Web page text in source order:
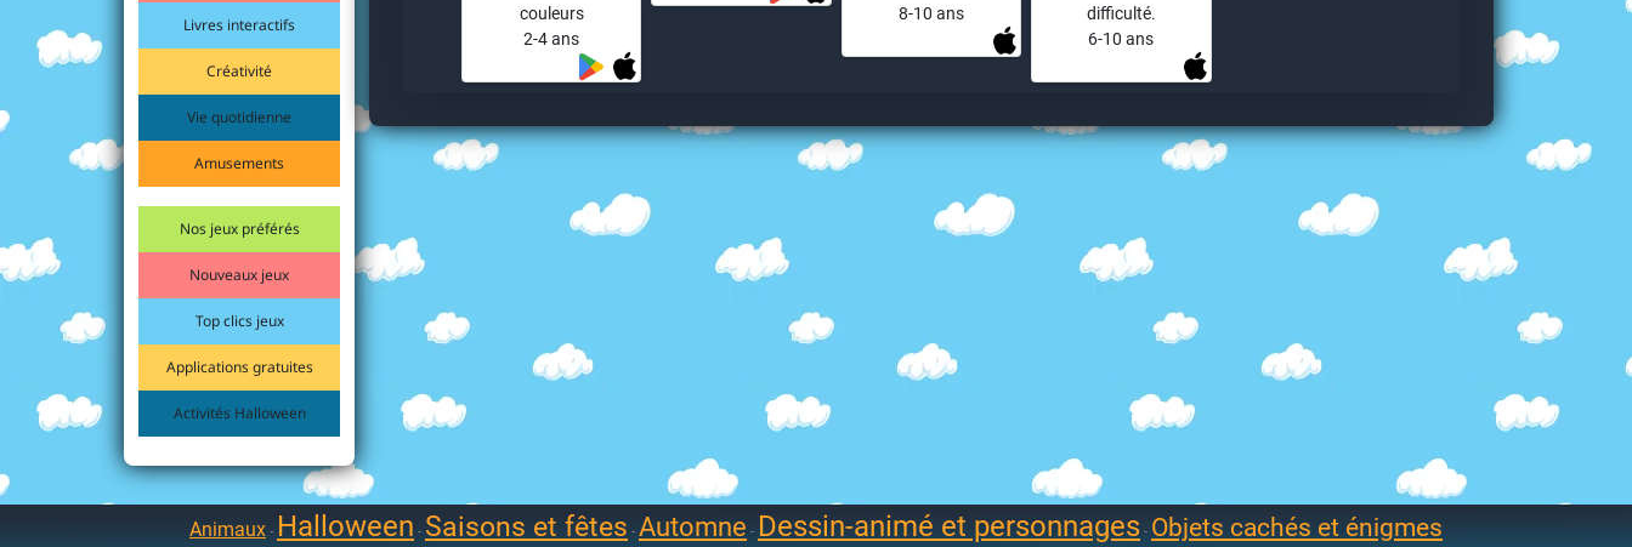
Livres interactifs
Créativité
Vie quotidienne
Amusements
Nos jeux préférés
Nouveaux jeux
Top clics jeux
Applications gratuites
Activités Halloween
couleurs
2-4 ans
8-10 ans
difficulté.
6-10 ans
Animaux - Halloween - Saisons et fêtes - Automne - Dessin-animé et personnages - Objets cachés et énigmes